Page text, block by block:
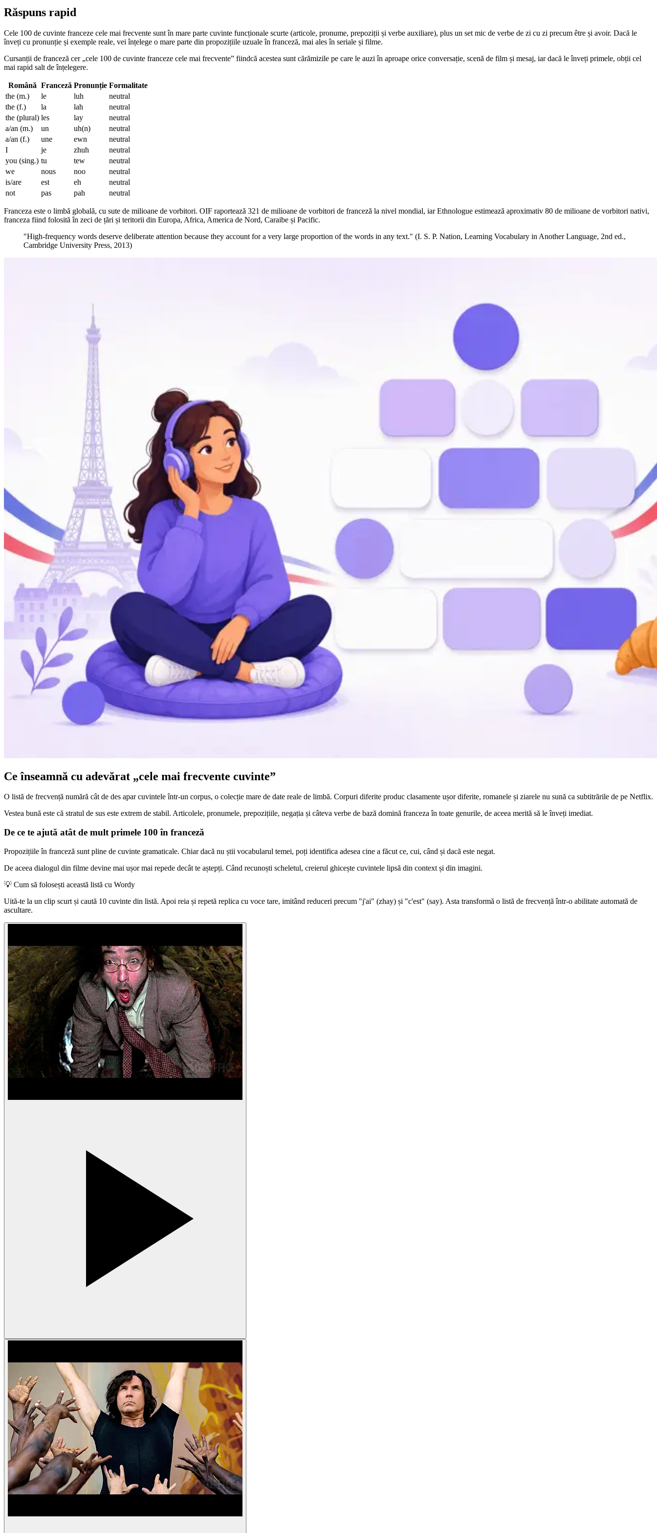
Răspuns rapid
Cele 100 de cuvinte franceze cele mai frecvente sunt în mare parte cuvinte funcționale scurte (articole, pronume, prepoziții și verbe auxiliare), plus un set mic de verbe de zi cu zi precum être și avoir. Dacă le
înveți cu pronunție și exemple reale, vei înțelege o mare parte din propozițiile uzuale în franceză, mai ales în seriale și filme.
Cursanții de franceză cer „cele 100 de cuvinte franceze cele mai frecvente” fiindcă acestea sunt cărămizile pe care le auzi în aproape orice conversație, scenă de film și mesaj, iar dacă le înveți primele, obții cel
mai rapid salt de înțelegere.
Română Franceză Pronunție Formalitate
the (m.)
le luh
neutral
the (f.)
la lah
neutral
the (plural) les lay
neutral
a/an (m.)
un uh(n)
neutral
a/an (f.)
une ewn
neutral
I
je zhuh
neutral
you (sing.) tu tew
neutral
we
nous noo
neutral
is/are
est eh
neutral
not
pas pah neutral
Franceza este o limbă globală, cu sute de milioane de vorbitori. OIF raportează 321 de milioane de vorbitori de franceză la nivel mondial, iar Ethnologue estimează aproximativ 80 de milioane de vorbitori nativi,
franceza fiind folosită în zeci de țări și teritorii din Europa, Africa, America de Nord, Caraibe și Pacific.
"High-frequency words deserve deliberate attention because they account for a very large proportion of the words in any text." (I. S. P. Nation, Learning Vocabulary in Another Language, 2nd ed.,
Cambridge University Press, 2013)
Ce înseamnă cu adevărat „cele mai frecvente cuvinte”
O listă de frecvență numără cât de des apar cuvintele într-un corpus, o colecție mare de date reale de limbă. Corpuri diferite produc clasamente ușor diferite, romanele și ziarele nu sună ca subtitrările de pe Netflix.
Vestea bună este că stratul de sus este extrem de stabil. Articolele, pronumele, prepozițiile, negația și câteva verbe de bază domină franceza în toate genurile, de aceea merită să le înveți imediat.
De ce te ajută atât de mult primele 100 în franceză
Propozițiile în franceză sunt pline de cuvinte gramaticale. Chiar dacă nu știi vocabularul temei, poți identifica adesea cine a făcut ce, cui, când și dacă este negat.
De aceea dialogul din filme devine mai ușor mai repede decât te aștepți. Când recunoști scheletul, creierul ghicește cuvintele lipsă din context și din imagini.
💡 Cum să folosești această listă cu Wordy
Uită-te la un clip scurt și caută 10 cuvinte din listă. Apoi reia și repetă replica cu voce tare, imitând reduceri precum "j'ai" (zhay) și "c'est" (say). Asta transformă o listă de frecvență într-o abilitate automată de
ascultare.